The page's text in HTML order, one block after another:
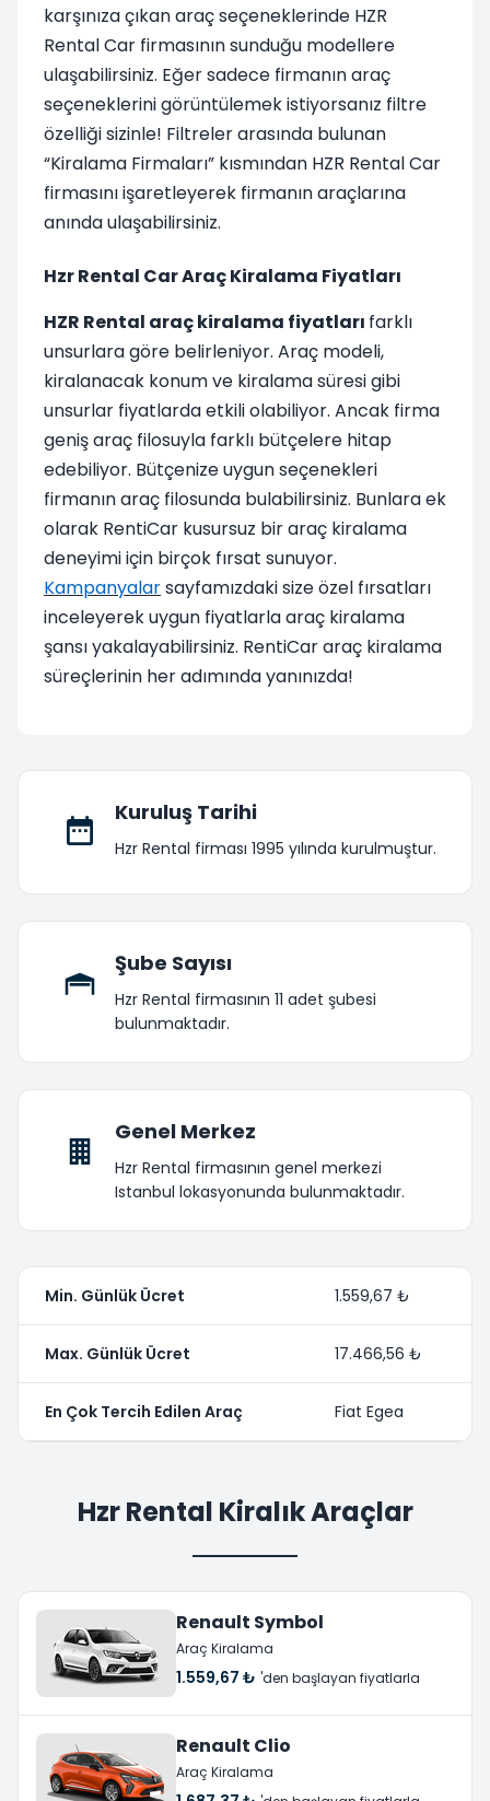
karşınıza çıkan araç seçeneklerinde HZR
Rental Car firmasının sunduğu modellere
ulaşabilirsiniz. Eğer sadece firmanın araç
seçeneklerini görüntülemek istiyorsanız filtre
özelliği sizinle! Filtreler arasında bulunan
“Kiralama Firmaları” kısmından HZR Rental Car
firmasını işaretleyerek firmanın araçlarına
anında ulaşabilirsiniz.
Hzr Rental Car Araç Kiralama Fiyatları
HZR Rental araç kiralama fiyatları farklı
unsurlara göre belirleniyor. Araç modeli,
kiralanacak konum ve kiralama süresi gibi
unsurlar fiyatlarda etkili olabiliyor. Ancak firma
geniş araç filosuyla farklı bütçelere hitap
edebiliyor. Bütçenize uygun seçenekleri
firmanın araç filosunda bulabilirsiniz. Bunlara ek
olarak RentiCar kusursuz bir araç kiralama
deneyimi için birçok fırsat sunuyor.
Kampanyalarsayfamızdaki size özel fırsatları
inceleyerek uygun fiyatlarla araç kiralama
şansı yakalayabilirsiniz. RentiCar araç kiralama
süreçlerinin her adımında yanınızda!
Kuruluş Tarihi
Hzr Rental firması 1995 yılında kurulmuştur.
Şube Sayısı
Hzr Rental firmasının 11 adet şubesi
bulunmaktadır.
Genel Merkez
Hzr Rental firmasının genel merkezi
Istanbul lokasyonunda bulunmaktadır.
Min. Günlük Ücret 1.559,67 ₺
Max. Günlük Ücret 17.466,56 ₺
En Çok Tercih Edilen Araç Fiat Egea
Hzr Rental Kiralık Araçlar
Renault Symbol
Araç Kiralama
1.559,67 ₺ 'den başlayan fiyatlarla
Renault Clio
Araç Kiralama